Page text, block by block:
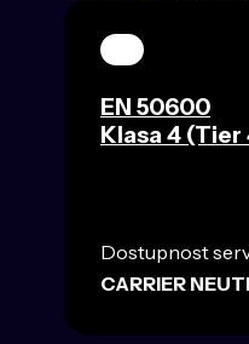
EN 50600
Klasa 4 (Tier
Dostupnost
CARRIER